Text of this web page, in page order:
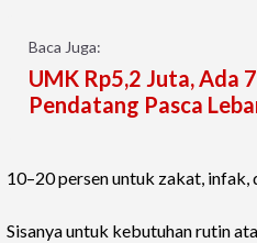
Baca Juga:
UMK Rp5,2 Juta, Ada
Pendatang Pasca
10–20 persen untuk zakat, infak,
Sisanya untuk kebutuhan rutin